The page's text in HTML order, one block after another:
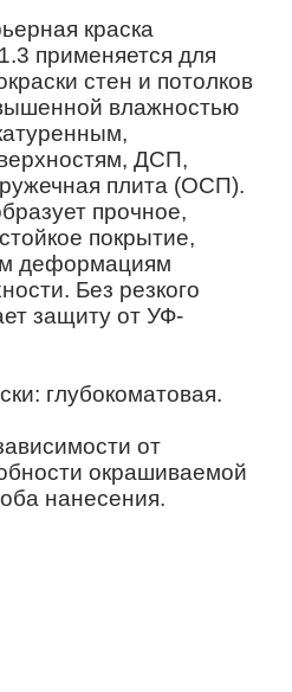
краска
применяется для
стен и потолков
влажностью
ДСП,
плита (ОСП).
прочное,
покрытие,
деформациям
Без резкого
защиту от УФ-
глубокоматовая.
от
окрашиваемой
нанесения.